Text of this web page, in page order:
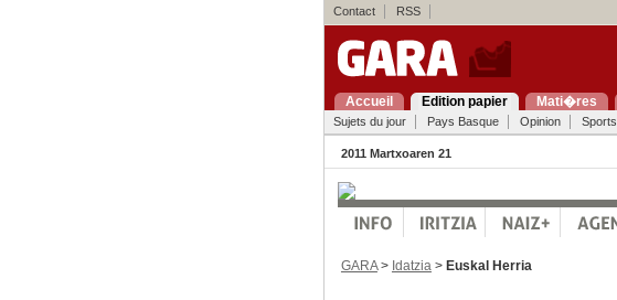
Contact RSS
Accueil Edition papier Mati�res
Sujets du jour Pays Basque Opinion Sports
2011 Martxoaren 21
GARA> Idatzia > Euskal Herria